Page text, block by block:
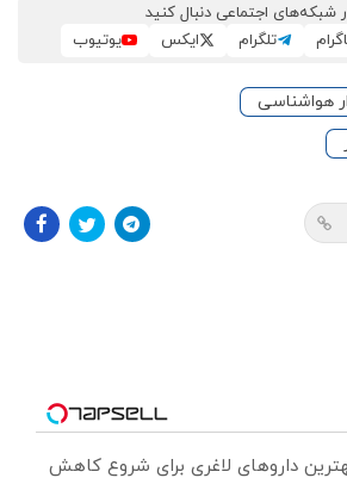
شبکه‌های اجتماعی دنبال کنید
تلگرام ایکس یوتیوب
هواشناسی
داروهای لاغری برای شروع کاهش